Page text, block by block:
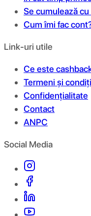
Se cumulează
Cum îmi fac
Link-uri utile
Ce este
Termeni și
Confidențialitate
Contact
ANPC
Social Media